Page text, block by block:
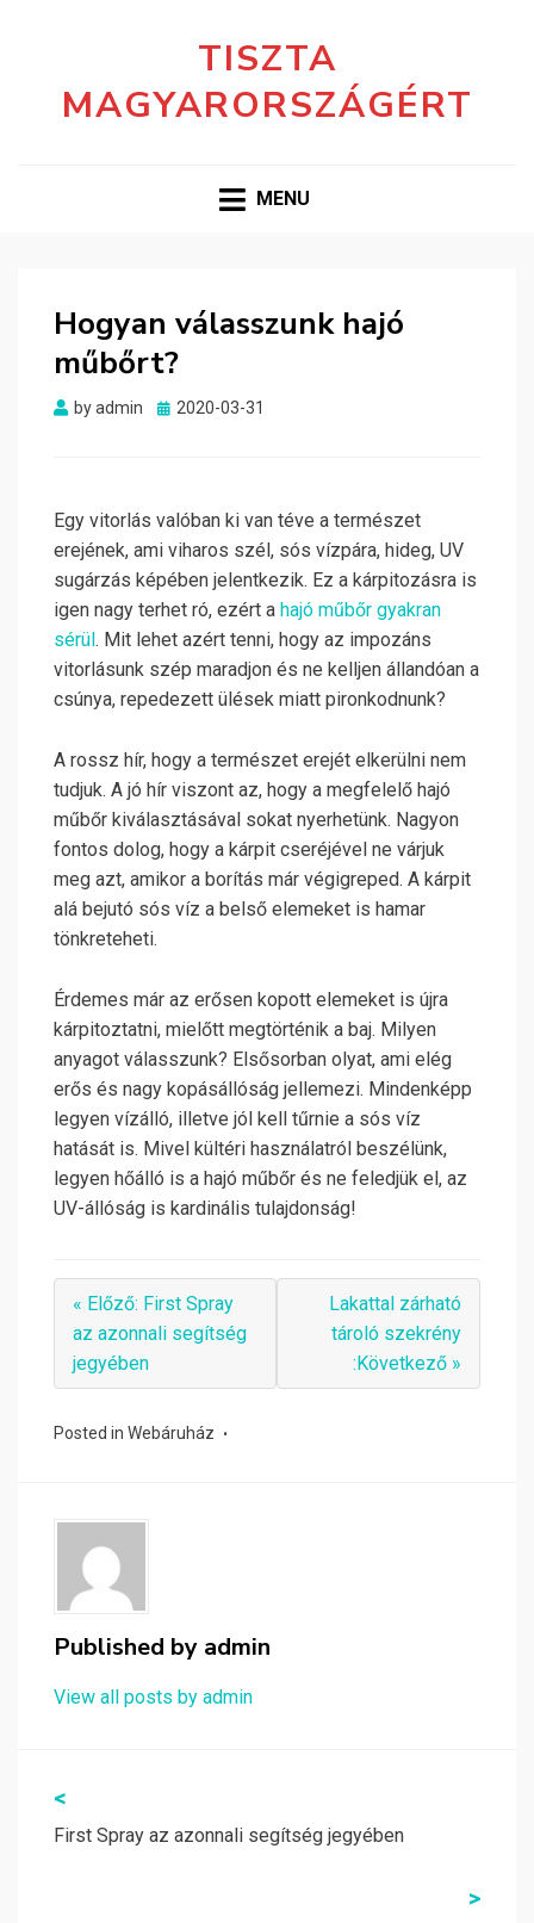
TISZTA
MAGYARORSZÁGÉRT
MENU
Hogyan válasszunk hajó
műbőrt?
byadmin
Posted
2020-03-31
Egy vitorlás valóban ki van téve a természet
erejének, ami viharos szél, sós vízpára, hideg, UV
sugárzás képében jelentkezik. Ez a kárpitozásra is
igen nagy terhet ró, ezért a hajó műbőr gyakran
sérül . Mit lehet azért tenni, hogy az impozáns
vitorlásunk szép maradjon és ne kelljen állandóan a
csúnya, repedezett ülések miatt pironkodnunk?
A rossz hír, hogy a természet erejét elkerülni nem
tudjuk. A jó hír viszont az, hogy a megfelelő hajó
műbőr kiválasztásával sokat nyerhetünk. Nagyon
fontos dolog, hogy a kárpit cseréjével ne várjuk
meg azt, amikor a borítás már végigreped. A kárpit
alá bejutó sós víz a belső elemeket is hamar
tönkreteheti.
Érdemes már az erősen kopott elemeket is újra
kárpitoztatni, mielőtt megtörténik a baj. Milyen
anyagot válasszunk? Elsősorban olyat, ami elég
erős és nagy kopásállóság jellemezi. Mindenképp
legyen vízálló, illetve jól kell tűrnie a sós víz
hatását is. Mivel kültéri használatról beszélünk,
legyen hőálló is a hajó műbőr és ne feledjük el, az
UV-állóság is kardinális tulajdonság!
« Előző: First Spray
az azonnali segítség
jegyében
Lakattal zárható
tároló szekrény
:Következő »
Posted in Webáruház
Published by admin
View all posts by admin
Bejegyzés
navigáció
<
First Spray az azonnali segítség jegyében
>